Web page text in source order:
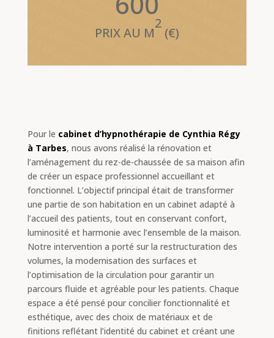
PRIX AU M
2
(€)
Pour le cabinet d’hypnothérapie de Cynthia Régy
à Tarbes, nous avons réalisé la rénovation et
l’aménagement du rez-de-chaussée de sa maison afin
de créer un espace professionnel accueillant et
fonctionnel. L’objectif principal était de transformer
une partie de son habitation en un cabinet adapté à
l’accueil des patients, tout en conservant confort,
luminosité et harmonie avec l’ensemble de la maison.
Notre intervention a porté sur la restructuration des
volumes, la modernisation des surfaces et
l’optimisation de la circulation pour garantir un
parcours fluide et agréable pour les patients. Chaque
espace a été pensé pour concilier fonctionnalité et
esthétique, avec des choix de matériaux et de
finitions reflétant l’identité du cabinet et créant une